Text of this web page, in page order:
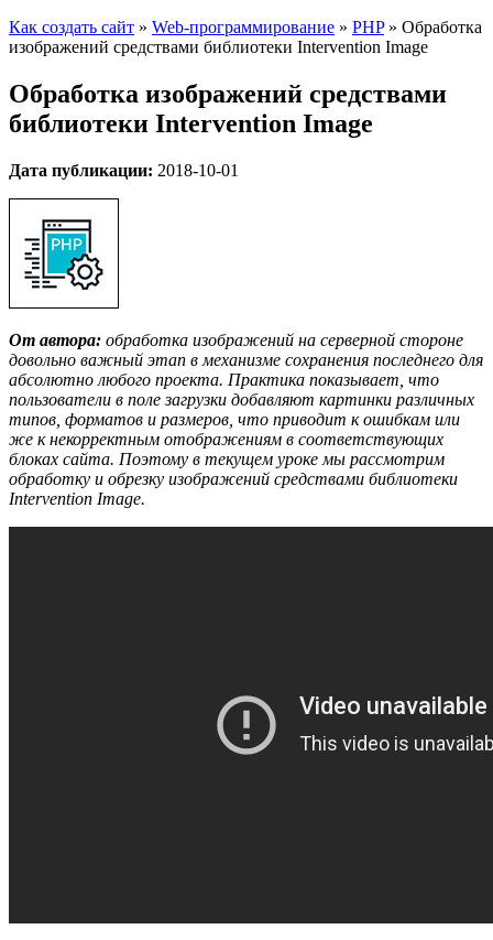
Как создать сайт » Web-программирование » PHP» Обработка
изображений средствами библиотеки Intervention Image
Обработка изображений средствами
библиотеки Intervention Image
Дата публикации: 2018-10-01
От автора: обработка изображений на серверной стороне
довольно важный этап в механизме сохранения последнего для
абсолютно любого проекта. Практика показывает, что
пользователи в поле загрузки добавляют картинки различных
типов, форматов и размеров, что приводит к ошибкам или
же к некорректным отображениям в соответствующих
блоках сайта. Поэтому в текущем уроке мы рассмотрим
обработку и обрезку изображений средствами библиотеки
Intervention Image.